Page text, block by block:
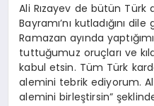
Ali Rızayev de bütün Türk
Bayramı’nı kutladığını
Ramazan ayında
tuttuğumuz oruçları ve
kabul etsin. Tüm Türk
alemini tebrik ediyorum.
alemini birleştirsin”